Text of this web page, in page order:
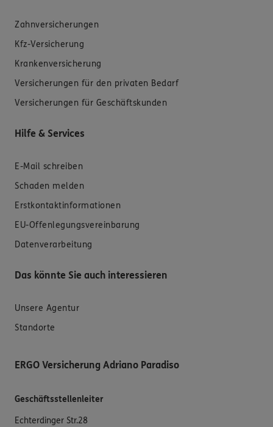
Zahnversicherungen
Kfz-Versicherung
Krankenversicherung
Versicherungen für den privaten Bedarf
Versicherungen für Geschäftskunden
Hilfe & Services
E-Mail schreiben
Schaden melden
Erstkontaktinformationen
EU-Offenlegungsvereinbarung
Datenverarbeitung
Das könnte Sie auch interessieren
Unsere Agentur
Standorte
ERGO Versicherung Adriano Paradiso
Geschäftsstellenleiter
Echterdinger Str.28